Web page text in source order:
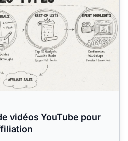
vidéos YouTube pour